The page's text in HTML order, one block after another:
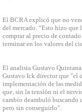
El BCRA explicó que no
del mercado. “Esto hizo que
comprar al precio de
terminar en los valores del
El analista Gustavo
Gustavo Ick director que "el
implementación de las
que, sin la tensión ni el
cambio deambuló
pero sin conseguirlo".